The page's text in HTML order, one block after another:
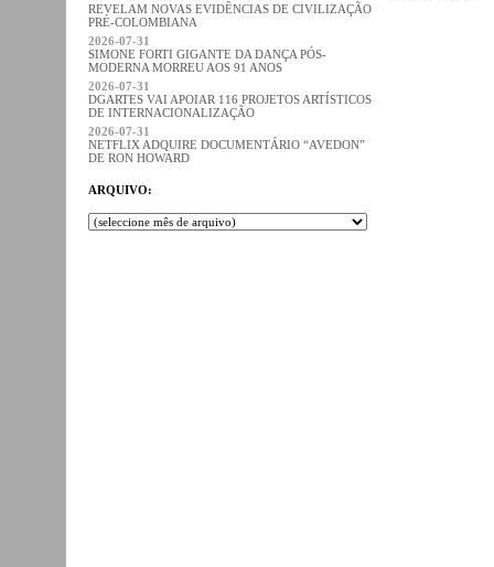
REVELAM NOVAS EVIDÊNCIAS DE CIVILIZAÇÃO
PRÉ-COLOMBIANA
2026-07-31
SIMONE FORTI GIGANTE DA DANÇA PÓS-
MODERNA MORREU AOS 91 ANOS
2026-07-31
DGARTES VAI APOIAR 116 PROJETOS ARTÍSTICOS
DE INTERNACIONALIZAÇÃO
2026-07-31
NETFLIX ADQUIRE DOCUMENTÁRIO “AVEDON”
DE RON HOWARD
ARQUIVO: